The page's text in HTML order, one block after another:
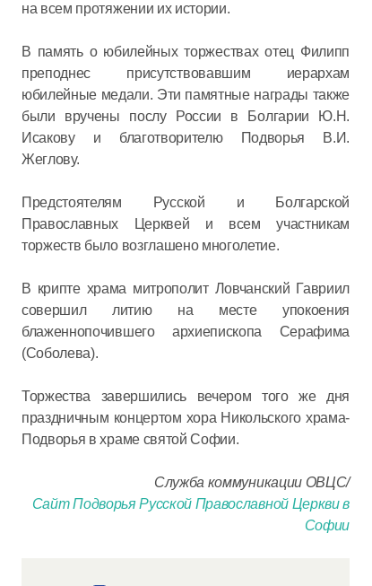
на всем протяжении их истории.
В память о юбилейных торжествах отец Филипп
преподнес присутствовавшим иерархам
юбилейные медали. Эти памятные награды также
были вручены послу России в Болгарии Ю.Н.
Исакову и благотворителю Подворья В.И.
Жеглову.
Предстоятелям Русской и Болгарской
Православных Церквей и всем участникам
торжеств было возглашено многолетие.
В крипте храма митрополит Ловчанский Гавриил
совершил литию на месте упокоения
блаженнопочившего архиепископа Серафима
(Соболева).
Торжества завершились вечером того же дня
праздничным концертом хора Никольского храма-
Подворья в храме святой Софии.
Служба коммуникации ОВЦС/
Сайт Подворья Русской Православной Церкви в
Софии